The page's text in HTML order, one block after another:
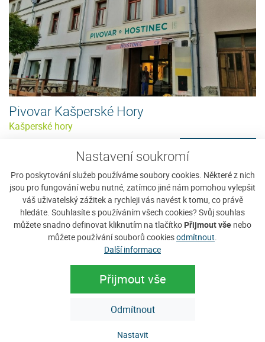
Nastavení soukromí
Pro poskytování služeb používáme soubory cookies. Některé z nich
jsou pro fungování webu nutné, zatímco jiné nám pomohou vylepšit
váš uživatelský zážitek a rychleji vás navést k tomu, co právě
hledáte. Souhlasíte s používáním všech cookies? Svůj souhlas
můžete snadno definovat kliknutím na tlačítko Přijmout vše nebo
můžete používání souborů cookiesodmítnout.
Další informace
Přijmout vše
Odmítnout
Nastavit
Pivovar Kašperské Hory
Kašperské hory
pouze několik desitek metru od
budovy původního pivovaru, byl...
Zobrazit detaily